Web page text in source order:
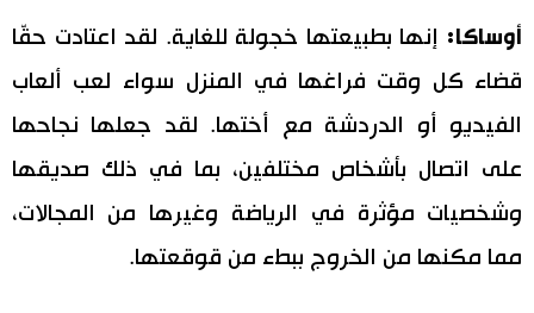
أوساكا: إنها بطبيعتها خجولة للغاية. لقد اعتادت حقّا
قضاء كل وقت فراغها في المنزل سواء لعب ألعاب
الفيديو أو الدردشة مع أختها. لقد جعلها نجاحها
على اتصال بأشخاص مختلفين، بما في ذلك صديقها
وشخصيات مؤثرة في الرياضة وغيرها من المجالات،
مما مكنها من الخروج ببطء من قوقعتها.